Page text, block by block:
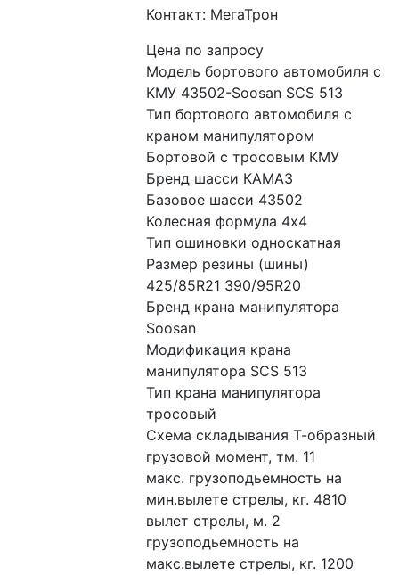
Контакт: МегаТрон
Цена по запросу
Модель бортового автомобиля с
КМУ 43502-Soosan SCS 513
Тип бортового автомобиля с
краном манипулятором
Бортовой с тросовым КМУ
Бренд шасси КАМАЗ
Базовое шасси 43502
Колесная формула 4x4
Тип ошиновки односкатная
Размер резины (шины)
425/85R21 390/95R20
Бренд крана манипулятора
Soosan
Модификация крана
манипулятора SCS 513
Тип крана манипулятора
тросовый
Схема складывания Т-образный
грузовой момент, тм. 11
макс. грузоподьемность на
мин.вылете стрелы, кг. 4810
вылет стрелы, м. 2
грузоподьемность на
макс.вылете стрелы, кг. 1200